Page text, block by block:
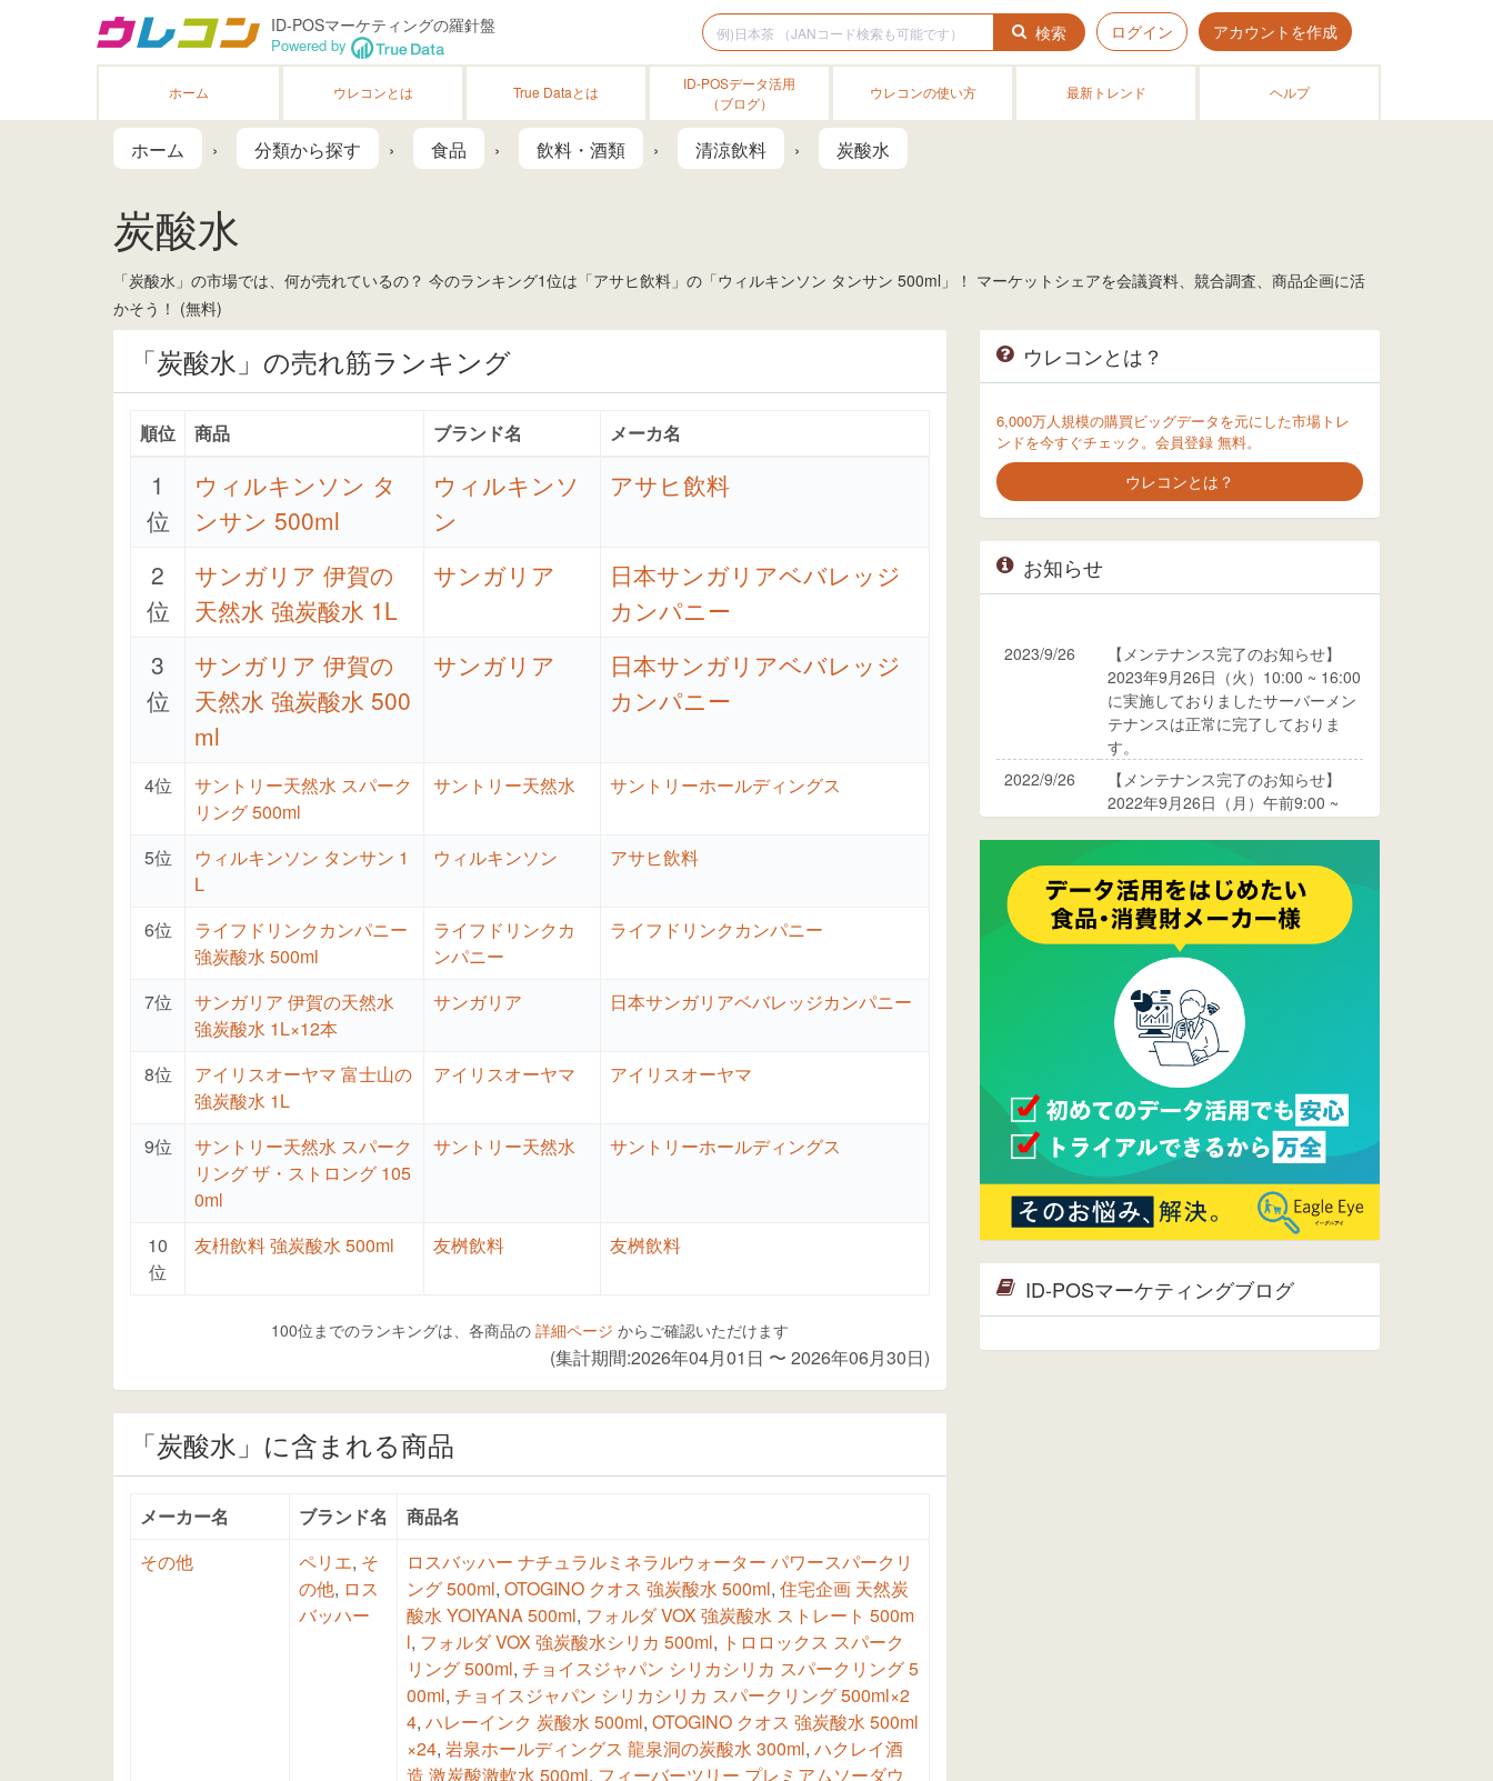
ID-POSマーケティングの羅針盤
Powered by
検索 ログイン アカウントを作成
ホーム ウレコンとは True Dataとは
ID-POSデータ活用
（ブログ）
ウレコンの使い方 最新トレンド ヘルプ
ホーム 分類から探す 食品 飲料・酒類 清涼飲料 炭酸水
炭酸水
「炭酸水」の市場では、何が売れているの？ 今のランキング1位は「アサヒ飲料」の「ウィルキンソン タンサン 500ml」！ マーケットシェアを会議資料、競合調査、商品企画に活
かそう！ (無料)
「炭酸水」の売れ筋ランキング
順位 商品 ブランド名 メーカ名
1
位
ウィルキンソン タ
ンサン 500ml
ウィルキンソ
ン
アサヒ飲料
2
位
サンガリア 伊賀の
天然水 強炭酸水 1L
サンガリア
日本サンガリアベバレッジ
カンパニー
3
位
サンガリア 伊賀の
天然水 強炭酸水 500
ml
サンガリア
日本サンガリアベバレッジ
カンパニー
4位
サントリー天然水 スパーク
リング 500ml
サントリー天然水 サントリーホールディングス
5位
ウィルキンソン タンサン 1
L
ウィルキンソン アサヒ飲料
6位
ライフドリンクカンパニー
強炭酸水 500ml
ライフドリンクカ
ンパニー
ライフドリンクカンパニー
7位
サンガリア 伊賀の天然水
強炭酸水 1L×12本
サンガリア 日本サンガリアベバレッジカンパニー
8位
アイリスオーヤマ 富士山の
強炭酸水 1L
アイリスオーヤマ アイリスオーヤマ
9位
サントリー天然水 スパーク
リング ザ・ストロング 105
0ml
サントリー天然水 サントリーホールディングス
10
位
友枡飲料 強炭酸水 500ml 友桝飲料 友桝飲料
100位までのランキングは、各商品の 詳細ページ からご確認いただけます
(集計期間:2026年04月01日 〜 2026年06月30日)
「炭酸水」に含まれる商品
メーカー名 ブランド名
商品名
その他
ペリエ, そ
の他, ロス
バッハー
ロスバッハー ナチュラルミネラルウォーター パワースパークリ
ング 500ml, OTOGINO クオス 強炭酸水 500ml, 住宅企画 天然炭
酸水 YOIYANA 500ml, フォルダ VOX 強炭酸水 ストレート 500m
l, フォルダ VOX 強炭酸水シリカ 500ml, トロロックス スパーク
リング 500ml, チョイスジャパン シリカシリカ スパークリング 5
00ml, チョイスジャパン シリカシリカ スパークリング 500ml×2
4, ハレーインク 炭酸水 500ml, OTOGINO クオス 強炭酸水 500ml
×24, 岩泉ホールディングス 龍泉洞の炭酸水 300ml, ハクレイ酒
造 激炭酸激軟水 500ml, フィーバーツリー プレミアムソーダウ
ウレコンとは？
6,000万人規模の購買ビッグデータを元にした市場トレ
ンドを今すぐチェック。会員登録 無料。
ウレコンとは？
お知らせ
2023/9/26
【メンテナンス完了のお知らせ】
2023年9月26日（火）10:00 ~ 16:00
に実施しておりましたサーバーメン
テナンスは正常に完了しておりま
す。
2022/9/26
【メンテナンス完了のお知らせ】
2022年9月26日（月）午前9:00 ~
ります。
2017/05/17
ウレコンでブログ掲載が始まりまし
た。ぜひご覧ください。
ウレコンのサイト機能を大幅バージ
ョンアップ。詳細はこちら。⇒
ページへ
ウレコンが機能拡充し、サイトリニ
ューアルしました。⇒
Facebook
2015/04/30
Facebookページを開設しました。
詳細はこちら。
2015/04/20
ウレコンサイトリリースしました。
ID-POSマーケティングブログ